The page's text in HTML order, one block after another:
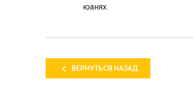
юанях.
ВЕРНУТЬСЯ НАЗАД